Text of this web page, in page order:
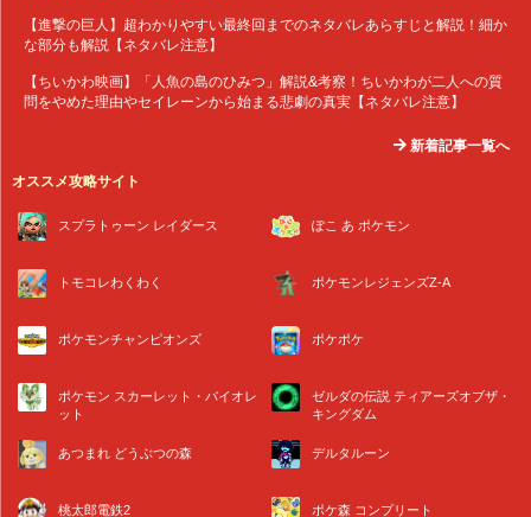
【進撃の巨人】超わかりやすい最終回までのネタバレあらすじと解説！細か
な部分も解説【ネタバレ注意】
【ちいかわ映画】「人魚の島のひみつ」解説&考察！ちいかわが二人への質
問をやめた理由やセイレーンから始まる悲劇の真実【ネタバレ注意】
新着記事一覧へ
オススメ攻略サイト
スプラトゥーン レイダース ぽこ あ ポケモン
トモコレわくわく ポケモンレジェンズZ-A
ポケモンチャンピオンズ ポケポケ
ポケモン スカーレット・バイオレ
ット
ゼルダの伝説 ティアーズオブザ・
キングダム
あつまれ どうぶつの森 デルタルーン
桃太郎電鉄2 ポケ森 コンプリート